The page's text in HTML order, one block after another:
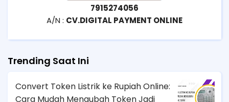
7915274056
A/N : CV.DIGITAL PAYMENT ONLINE
Trending Saat Ini
Convert Token Listrik ke Rupiah Online:
Cara Mudah Mengubah Token Jadi